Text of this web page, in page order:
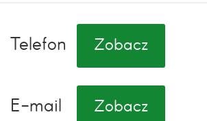
Telefon Zobacz
E-mail Zobacz